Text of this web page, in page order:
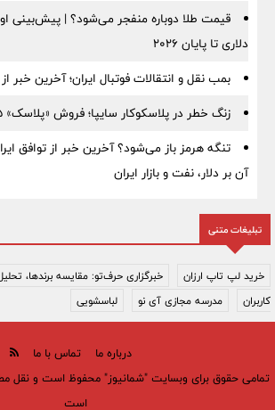
دلاری تا پایان ۲۰۲۶
بمب نقل‌ و انتقالات فوتبال ایران؛ آخرین خبر
زنگ خطر در پلاسکوکار سایپا؛ فروش «پلاسک» ۴۵ درصد سقوط کرد
تنگه هرمز باز می‌شود؟ آخرین خبر از توافق
آن بر دلار، نفت و بازار ایران
تبلیغات متنی
خرید لپ تاپ ارزان
خبرگزاری حرف‌تو: مقایسه برندها،
کاربران
مدرسه مجازی آی نو لباسشویی
درباره ما
تماس با ما
تمامی حقوق برای وبسایت "شمانیوز" محفوظ است و نقل
است